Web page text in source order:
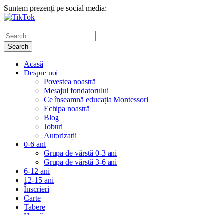
Suntem prezenți pe social media:
Acasă
Despre noi
Povestea noastră
Mesajul fondatorului
Ce înseamnă educația Montessori
Echipa noastră
Blog
Joburi
Autorizații
0-6 ani
Grupa de vârstă 0-3 ani
Grupa de vârstă 3-6 ani
6-12 ani
12-15 ani
Înscrieri
Carte
Tabere